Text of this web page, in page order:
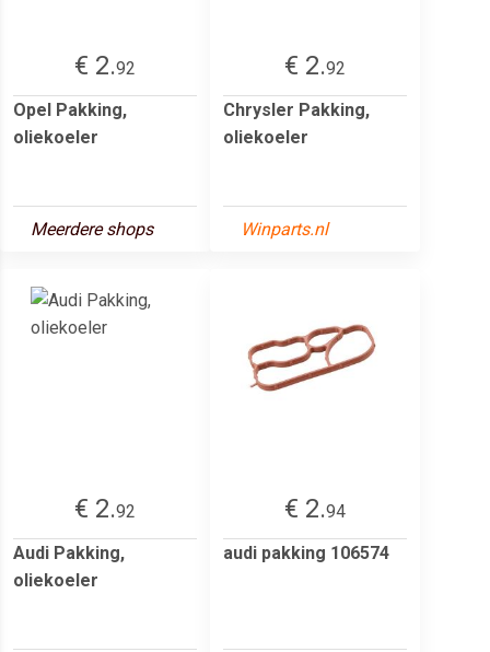
€ 2.92
Opel Pakking,
oliekoeler
Meerdere shops
€ 2.92
Chrysler Pakking,
oliekoeler
Winparts.nl
€ 2.92
Audi Pakking,
oliekoeler
€ 2.94
audi pakking 106574